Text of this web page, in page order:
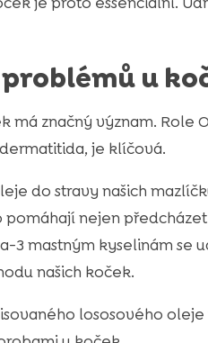
u
má značný význam.
je klíčová.
do stravy našich
nejen
mastným kyselinám se
našich koček.
lososového oleje